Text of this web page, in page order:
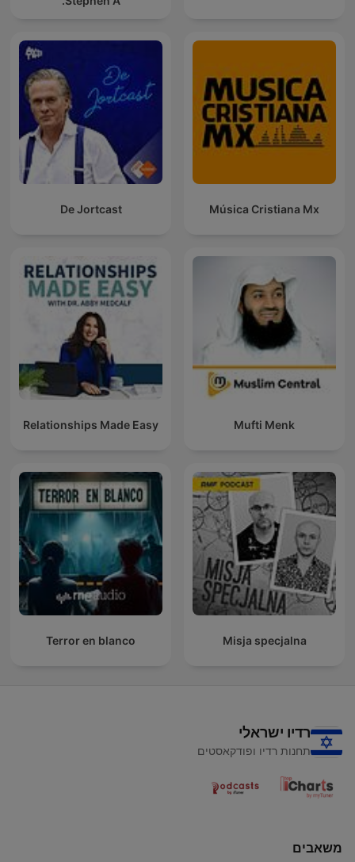
Música Cristiana Mx
De Jortcast
Mufti Menk
Relationships Made Easy
Misja specjalna
Terror en blanco
רדיו ישראלי
תחנות רדיו ופודקאסטים
משאבים